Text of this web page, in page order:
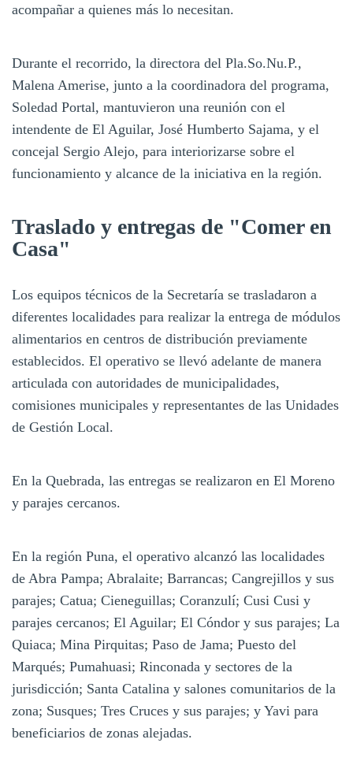
acompañar a quienes más lo necesitan.
Durante el recorrido, la directora del Pla.So.Nu.P.,
Malena Amerise, junto a la coordinadora del programa,
Soledad Portal, mantuvieron una reunión con el
intendente de El Aguilar, José Humberto Sajama, y el
concejal Sergio Alejo, para interiorizarse sobre el
funcionamiento y alcance de la iniciativa en la región.
Traslado y entregas de "Comer en
Casa"
Los equipos técnicos de la Secretaría se trasladaron a
diferentes localidades para realizar la entrega de módulos
alimentarios en centros de distribución previamente
establecidos. El operativo se llevó adelante de manera
articulada con autoridades de municipalidades,
comisiones municipales y representantes de las Unidades
de Gestión Local.
En la Quebrada, las entregas se realizaron en El Moreno
y parajes cercanos.
En la región Puna, el operativo alcanzó las localidades
de Abra Pampa; Abralaite; Barrancas; Cangrejillos y sus
parajes; Catua; Cieneguillas; Coranzulí; Cusi Cusi y
parajes cercanos; El Aguilar; El Cóndor y sus parajes; La
Quiaca; Mina Pirquitas; Paso de Jama; Puesto del
Marqués; Pumahuasi; Rinconada y sectores de la
jurisdicción; Santa Catalina y salones comunitarios de la
zona; Susques; Tres Cruces y sus parajes; y Yavi para
beneficiarios de zonas alejadas.